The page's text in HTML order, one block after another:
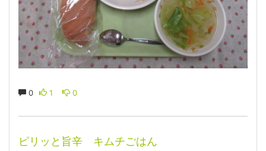
0 1 0
ピリッと旨辛 キムチごはん